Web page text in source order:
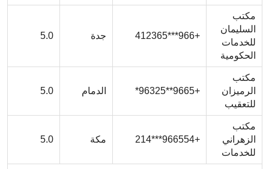
مكتب
السليمان
للخدمات
الحكومية
+966***412365 جدة 5.0
مكتب
الرميزان
للتعقيب
+9665**96325* الدمام 5.0
مكتب
الزهراني
للخدمات
+966554***214 مكة 5.0